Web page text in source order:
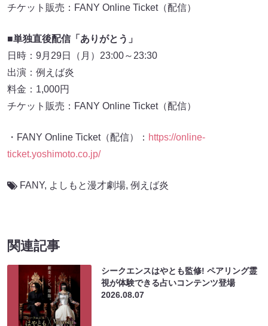
チケット販売：FANY Online Ticket（配信）
■単独直後配信「ありがとう」
日時：9月29日（月）23:00～23:30
出演：例えば炎
料金：1,000円
チケット販売：FANY Online Ticket（配信）
・FANY Online Ticket（配信）： https://online-
ticket.yoshimoto.co.jp/
FANY, よしもと漫才劇場, 例えば炎
関連記事
シークエンスはやとも監修! ペアリング霊
視が体験できる占いコンテンツ登場
2026.08.07